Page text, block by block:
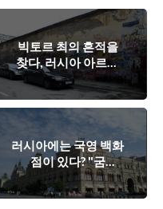
빅토르 최의 흔적을
찾다, 러시아 아르바
트 Part II
러시아에는 국영 백화
점이 있다? "굼
(GUM)" 백화점!